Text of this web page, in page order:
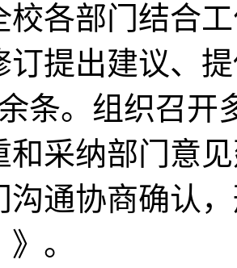
校各部门结合
订提出建议、
条。组织召开
和采纳部门意
沟通协商确认
。